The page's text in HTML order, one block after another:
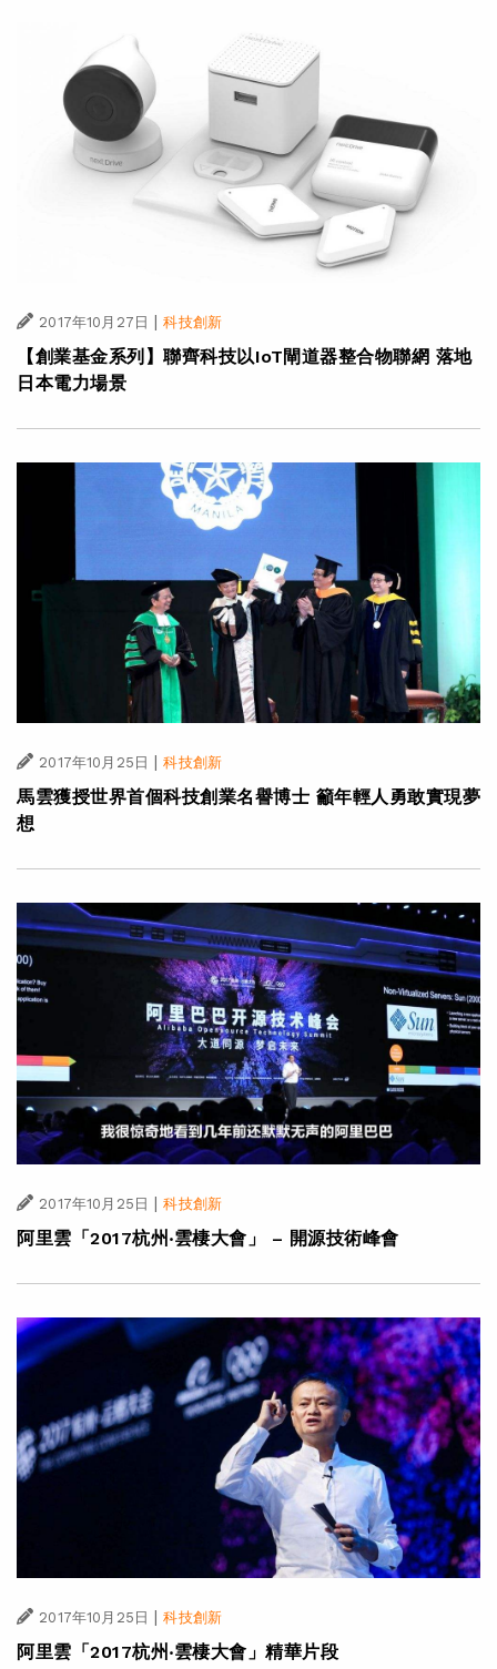
2017年10月27日 | 科技創新
【創業基金系列】聯齊科技以IoT閘道器整合物聯網 落地
日本電力場景
2017年10月25日 科技創新
馬雲獲授世界首個科技創業名譽博士 籲年輕人勇敢實現夢
想
2017年10月25日 | 科技創新
阿里雲「2017杭州‧雲棲大會」 – 開源技術峰會
2017年10月25日 | 科技創新
阿里雲「2017杭州‧雲棲大會」精華片段